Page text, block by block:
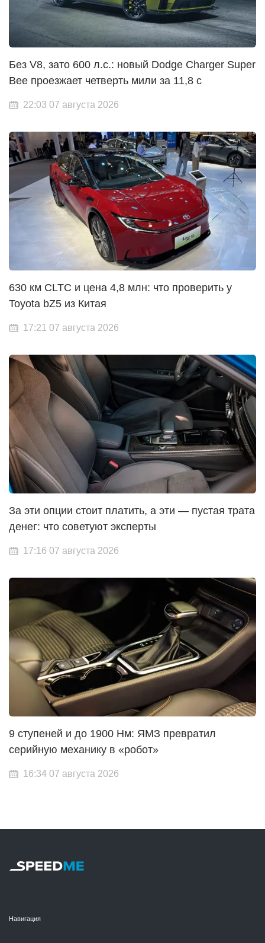
Без V8, зато 600 л.с.: новый Dodge Charger Super
Bee проезжает четверть мили за 11,8 с
22:03 07 августа 2026
630 км CLTC и цена 4,8 млн: что проверить у
Toyota bZ5 из Китая
17:21 07 августа 2026
За эти опции стоит платить, а эти — пустая трата
денег: что советуют эксперты
17:16 07 августа 2026
9 ступеней и до 1900 Нм: ЯМЗ превратил
серийную механику в «робот»
16:34 07 августа 2026
Навигация